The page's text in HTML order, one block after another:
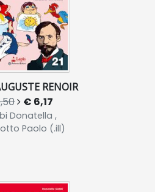
RENOIR
€ 6,17
Donatella ,
Paolo (.ill)